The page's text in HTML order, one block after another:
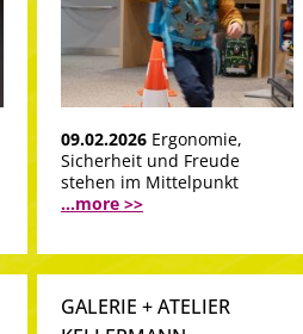
09.02.2026 Ergonomie,
Sicherheit und Freude
stehen im Mittelpunkt
...more >>
GALERIE + ATELIER